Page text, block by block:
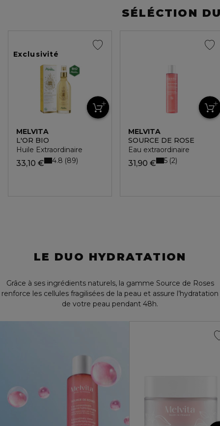
SÉLÉCTION
Exclusivité
MELVITA
L'OR BIO
Huile Extraordinaire
33,10 € 4.8 89
MELVITA
SOURCE DE ROSE
Eau extraordinaire
31,90 € 5 2
LE DUO HYDRATATION
Grâce à ses ingrédients naturels, la gamme Source de Roses
renforce les cellules fragilisées de la peau et assure l’hydratation
de votre peau pendant 48h.